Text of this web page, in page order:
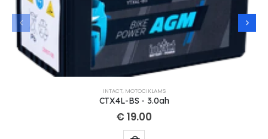
INTACT, MOTOCIKLAMS
CTX4L-BS - 3.0ah
€ 19.00